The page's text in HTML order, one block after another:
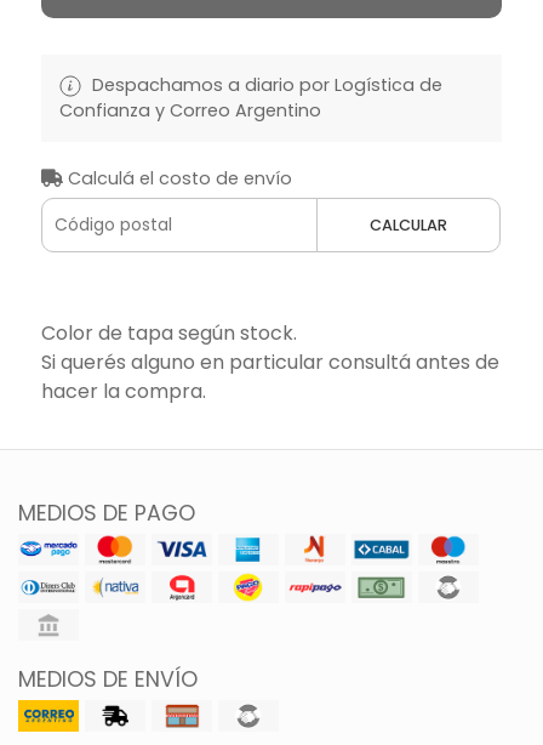
Despachamos a diario por Logística de
Confianza y Correo Argentino
Calculá el costo de envío
CALCULAR
Color de tapa según stock.
Si querés alguno en particular consultá antes de
hacer la compra.
MEDIOS DE PAGO
MEDIOS DE ENVÍO